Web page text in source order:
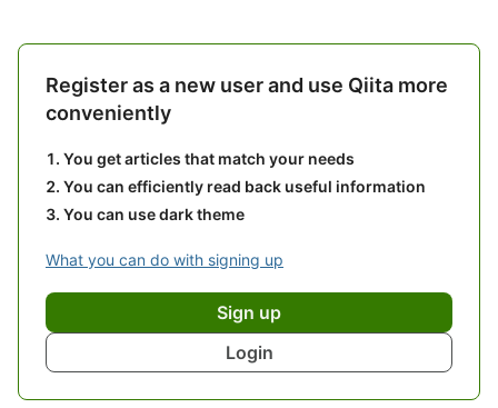
Register as a new user and use Qiita more
conveniently
You get articles that match your needs
You can efficiently read back useful information
You can use dark theme
What you can do with signing up
Sign up
Login